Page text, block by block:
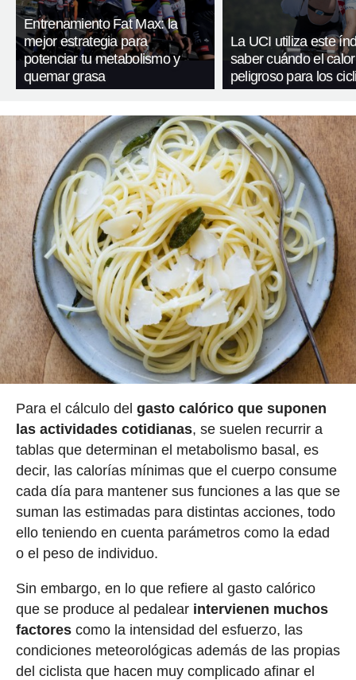
Entrenamiento Fat Max: la
mejor estrategia para
potenciar tu metabolismo y
quemar grasa
La UCI utiliza este
saber cuándo el
peligroso para los
Para el cálculo del gasto calórico que suponen
las actividades cotidianas, se suelen recurrir a
tablas que determinan el metabolismo basal, es
decir, las calorías mínimas que el cuerpo consume
cada día para mantener sus funciones a las que se
suman las estimadas para distintas acciones, todo
ello teniendo en cuenta parámetros como la edad
o el peso de individuo.
Sin embargo, en lo que refiere al gasto calórico
que se produce al pedalear intervienen muchos
factorescomo la intensidad del esfuerzo, las
condiciones meteorológicas además de las propias
del ciclista que hacen muy complicado afinar el